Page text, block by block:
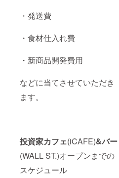
・発送費
・食材仕入れ費
・新商品開発費用
などに当てさせていただき
ます。
投資家カフェ(iCAFE)&バー
(WALL ST.)オープンまでの
スケジュール